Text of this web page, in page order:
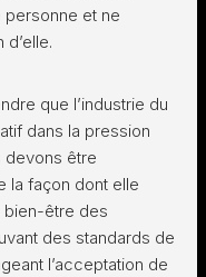
et ne
que l’industrie du
dans la pression
devons être
la façon dont elle
bien-être des
des standards de
l’acceptation de